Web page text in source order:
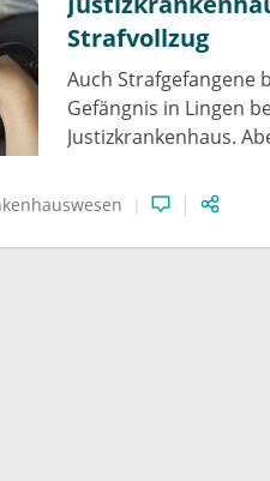
Strafvollzug
Auch Strafgefangene
Gefängnis in Lingen
Justizkrankenhaus.